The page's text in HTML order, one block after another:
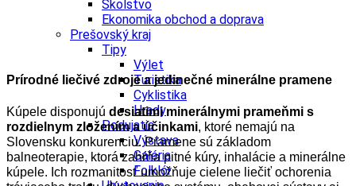
Školstvo
Ekonomika obchod a doprava
Prešovský kraj
Tipy
Výlet
Turistika
Cyklistika
Hrady
Podujatia
Výstava
Galéria
Folklór
Prírodné liečivé zdroje a jedinečné minerálne pramene
Kúpele disponujú desiatimi minerálnymi prameňmi s
rozdielnym zložením a účinkami, ktoré nemajú na
Slovensku konkurenciu. Pramene sú základom
balneoterapie, ktorá zahŕňa pitné kúry, inhalácie a minerálne
kúpele. Ich rozmanitosť umožňuje cielene liečiť ochorenia